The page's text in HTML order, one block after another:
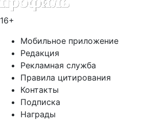
16+
Мобильное приложение
Редакция
Рекламная служба
Правила цитирования
Контакты
Подписка
Награды